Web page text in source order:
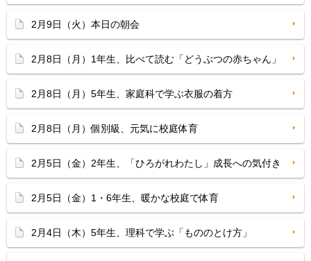
2月9日（火）本日の朝会
2月8日（月）1年生、比べて読む「どうぶつの赤ちゃん」
2月8日（月）5年生、家庭科で学ぶ衣服の着方
2月8日（月）個別級、元気に校庭体育
2月5日（金）2年生、「ひろがれわたし」成長への気付き
2月5日（金）1・6年生、暖かな校庭で体育
2月4日（木）5年生、理科で学ぶ「もののとけ方」